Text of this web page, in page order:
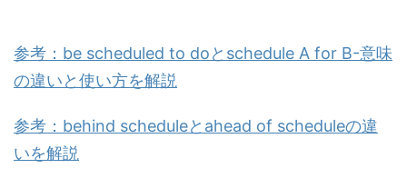
参考：be scheduled to doとschedule A for B-意味
の違いと使い方を解説
参考：behind scheduleとahead of scheduleの違
いを解説